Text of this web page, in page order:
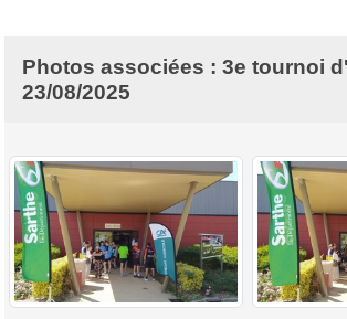
Photos associées : 3e tournoi
23/08/2025